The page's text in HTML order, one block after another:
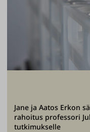
Jane ja Aatos Erkon
rahoitus professori
tutkimukselle